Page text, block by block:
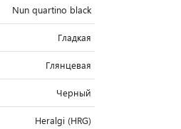
Nun quartino black
Гладкая
Глянцевая
Черный
Heralgi (HRG)